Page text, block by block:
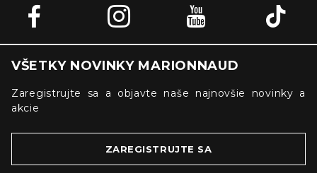
VŠETKY NOVINKY MARIONNAUD
Zaregistrujte sa a objavte naše najnovšie novinky a
akcie
ZAREGISTRUJTE SA